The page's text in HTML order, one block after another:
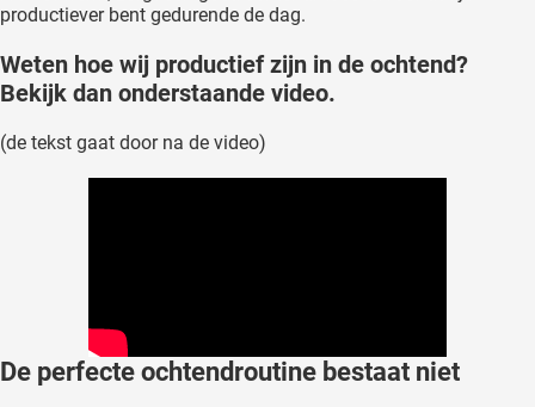
productiever bent gedurende de dag.
Weten hoe wij productief zijn in de ochtend?
Bekijk dan onderstaande video.
(de tekst gaat door na de video)
De perfecte ochtendroutine bestaat niet